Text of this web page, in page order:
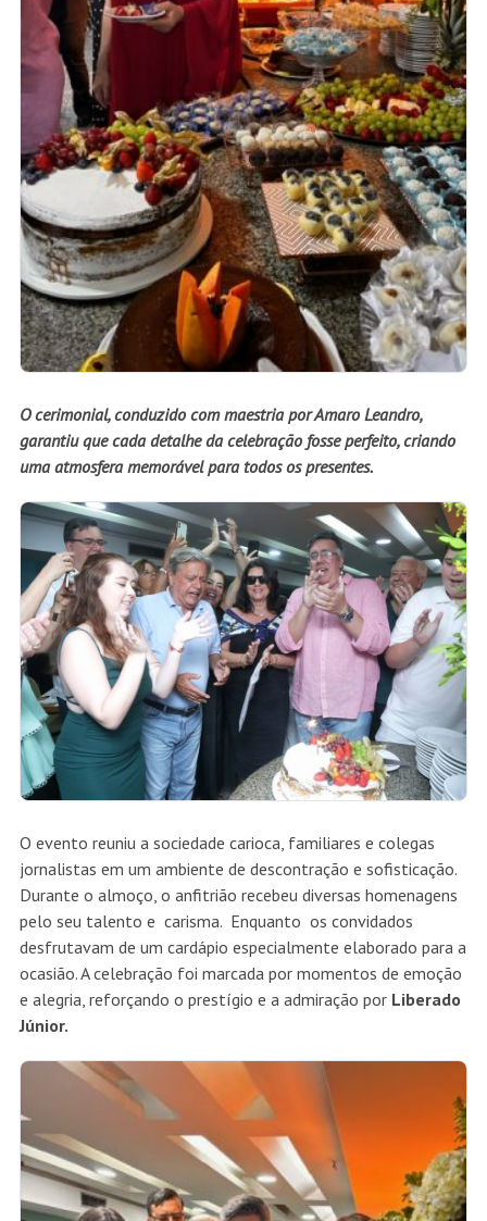
O cerimonial, conduzido com maestria por Amaro Leandro,
garantiu que cada detalhe da celebração fosse perfeito, criando
uma atmosfera memorável para todos os presentes.
O evento reuniu a sociedade carioca, familiares e colegas
jornalistas em um ambiente de descontração e sofisticação.
Durante o almoço, o anfitrião recebeu diversas homenagens
pelo seu talento e carisma. Enquanto os convidados
desfrutavam de um cardápio especialmente elaborado para a
ocasião. A celebração foi marcada por momentos de emoção
e alegria, reforçando o prestígio e a admiração por Liberado
Júnior.